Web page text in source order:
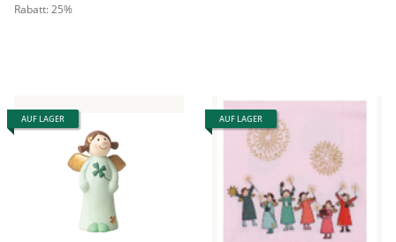
Rabatt:25%
AUF LAGER AUF LAGER